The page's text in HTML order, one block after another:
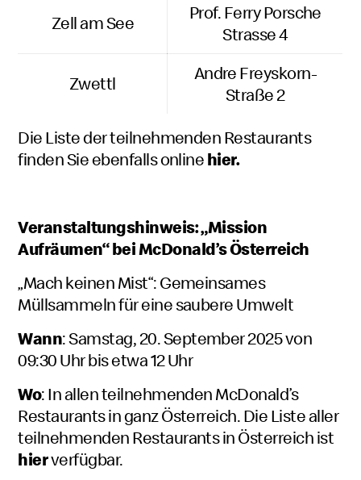
Zell am See
Prof. Ferry Porsche
Strasse 4
Zwettl
Andre Freyskorn-
Straße 2
Die Liste der teilnehmenden Restaurants
finden Sie ebenfalls onlinehier.
Veranstaltungshinweis: „Mission
Aufräumen“ bei McDonald’s Österreich
„Mach keinen Mist“: Gemeinsames
Müllsammeln für eine saubere Umwelt
Wann: Samstag, 20. September 2025 von
09:30 Uhr bis etwa 12 Uhr
Wo: In allen teilnehmenden McDonald’s
Restaurants in ganz Österreich. Die Liste aller
teilnehmenden Restaurants in Österreich ist
hierverfügbar.